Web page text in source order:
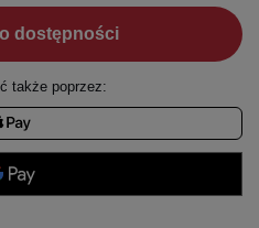
dostępności
także poprzez: